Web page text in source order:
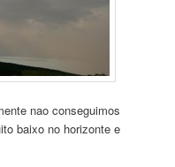
nao conseguimos
baixo no horizonte e